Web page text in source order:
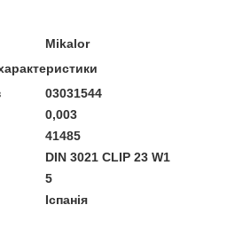
Mikalor
03031544
0,003
41485
DIN 3021 CLIP 23 W1
5
Іспанія